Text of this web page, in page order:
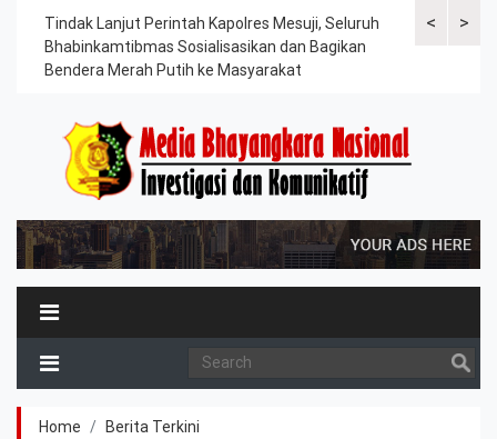
<
Tindak Lanjut Perintah Kapolres Mesuji, Seluruh
Bhabinkamtibmas Sosialisasikan dan Bagikan
Bendera Merah Putih ke Masyarakat
Sat Lantas
>
Home
Berita Terkini